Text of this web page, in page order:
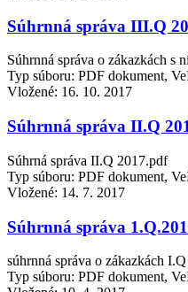
Súhrnná správa III.Q
Súhrnná správa o zákazkách s
Typ súboru: PDF dokument,
Vložené: 16. 10. 2017
Súhrnná správa II.Q
Súhrná správa II.Q 2017.pdf
Typ súboru: PDF dokument,
Vložené: 14. 7. 2017
Súhrnná správa
súhrnná správa o zákazkách
Typ súboru: PDF dokument,